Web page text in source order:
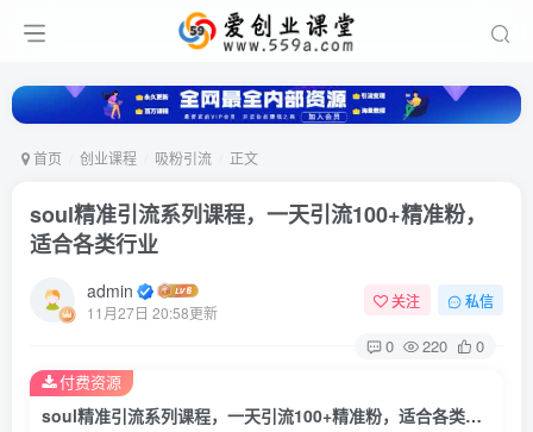
首页 创业课程 吸粉引流 正文
soul精准引流系列课程，一天引流100+精准粉，
适合各类行业
admin
11月27日 20:58更新
关注 私信
0 220 0
soul精准引流系列课程，一天引流100+精准粉，适合各类行业
付费资源